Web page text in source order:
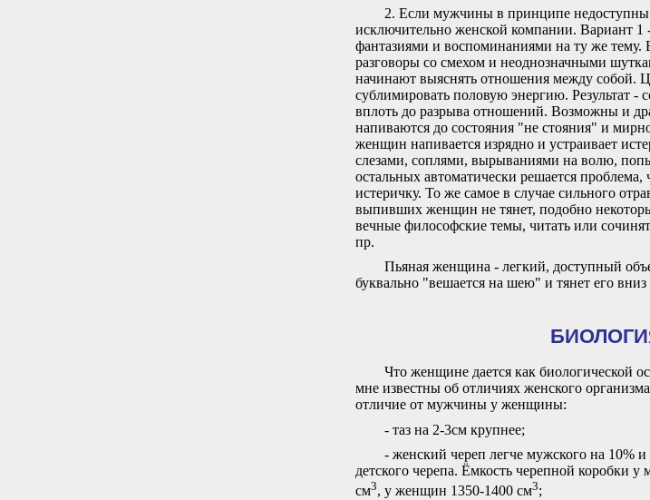
2. Если мужчины в принципе
исключительно женской компании. Вариант 1 -
фантазиями и воспоминаниями на ту же тему.
разговоры со смехом и неоднозначными
начинают выяснять отношения между собой.
сублимировать половую энергию. Результат -
вплоть до разрыва отношений. Возможны и
напиваются до состояния "не стояния" и
женщин напивается изрядно и устраивает
слезами, соплями, вырываниями на волю,
остальных автоматически решается проблема,
истеричку. То же самое в случае сильного
выпивших женщин не тянет, подобно
вечные философские темы, читать или
пр.
Пьяная женщина - легкий, доступный
буквально "вешается на шею" и тянет его
Что женщине дается как биологической
мне известны об отличиях женского
отличие от мужчины у женщины:
- таз на 2-3см крупнее;
- женский череп легче мужского на 10%
детского черепа. Ёмкость черепной коробки
см3, у женщин 1350-1400 см3;